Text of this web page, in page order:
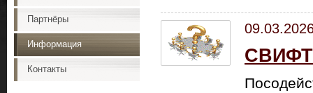
Партнёры
Информация
Контакты
СВИФТ